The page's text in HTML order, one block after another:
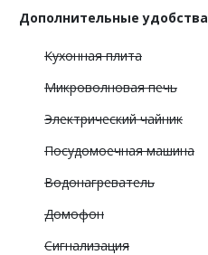
Дополнительные удобства
Кухонная плита
Микроволновая печь
Электрический чайник
Посудомоечная машина
Водонагреватель
Домофон
Сигнализация